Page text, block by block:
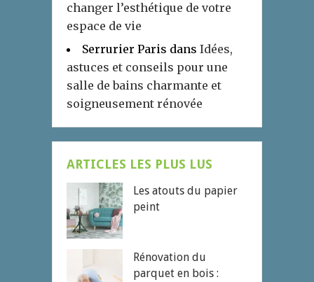
changer l’esthétique de votre
espace de vie
Serrurier Paris dans Idées,
astuces et conseils pour une
salle de bains charmante et
soigneusement rénovée
ARTICLES LES PLUS LUS
Les atouts du papier
peint
Rénovation du
parquet en bois :